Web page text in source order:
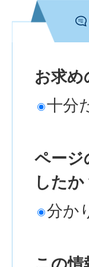
お求
十分
ページ
したか
分か